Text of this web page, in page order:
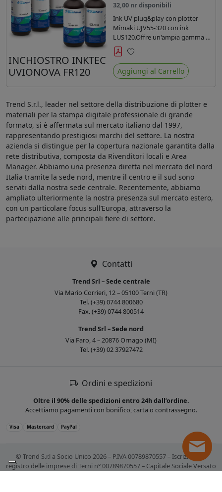
INCHIOSTRO INKTEC
UVIONOVA FR120
32,00 nr disponibili
Ink UV plug&play con plotter
Mimaki UJV55-320 con ink
LUS120.Offre un'ampia gamma di
colori,una maggiore densità e un
minore ingiallimento rispetto agli
ink Mimaki LUS-120
Preferiti
Aggiungi al Carrello
Trend S.r.l., leader nel settore della distribuzione di plotter e
materiali per la stampa digitale professionale di grande
formato, si è affermata sul mercato italiano dal 1997,
rappresentando prestigiosi marchi del settore. La nostra
azienda si distingue per la copertura nazionale garantita dalla
rete distributiva, composta da Rivenditori locali e Area
Manager. Abbiamo una presenza diretta nel mercato del nord
Italia tramite la sede nord, mentre il centro e il sud sono
serviti dalla nostra sede centrale. Recentemente, abbiamo
ampliato ulteriormente la nostra presenza sul mercato estero,
con un particolare focus sull’Europa, attraverso la
partecipazione alle principali fiere di settore.
Contatti
Trend Srl – Sede centrale
Via Mario Corrieri, 12 – 05100 Terni (TR)
Tel. (+39) 0744 800680
Fax. (+39) 0744 800514
Trend Srl – Sede nord
Via Faro, 4 – 20876 Ornago (MI)
Tel. (+39) 02 37927472
Ordini e spedizioni
Oltre il 90% delle spedizioni entro 24h dall’ordine.
Accettiamo pagamenti con bonifico, carta o contrassegno.
Visa Mastercard PayPal
© Trend S.r.l a Socio Unico 2026 – P.IVA 00789870557 – Iscrizione al
registro delle imprese di Terni n° 00789870557 – Capitale Sociale Versato